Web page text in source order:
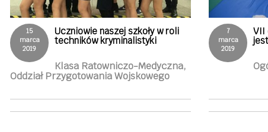
15
marca
2019
Uczniowie naszej szkoły w roli
techników kryminalistyki
Klasa Ratowniczo-Medyczna,
Oddział Przygotowania Wojskowego
7
marca
2019
VII